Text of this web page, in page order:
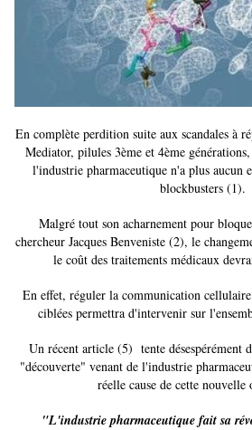
En complète perdition suite aux scandales à
Mediator, pilules 3ème et 4ème
l'industrie pharmaceutique n'a plus aucun
blockbusters (1).
Malgré tout son acharnement pour
chercheur Jacques Benveniste (2), le
le coût des traitements médicaux
En effet, réguler la communication cellulaire
ciblées permettra d'intervenir sur
Un récent article (5) tente désespérément
"découverte" venant de l'industrie
réelle cause de cette nouvelle
"L'industrie pharmaceutique fait sa